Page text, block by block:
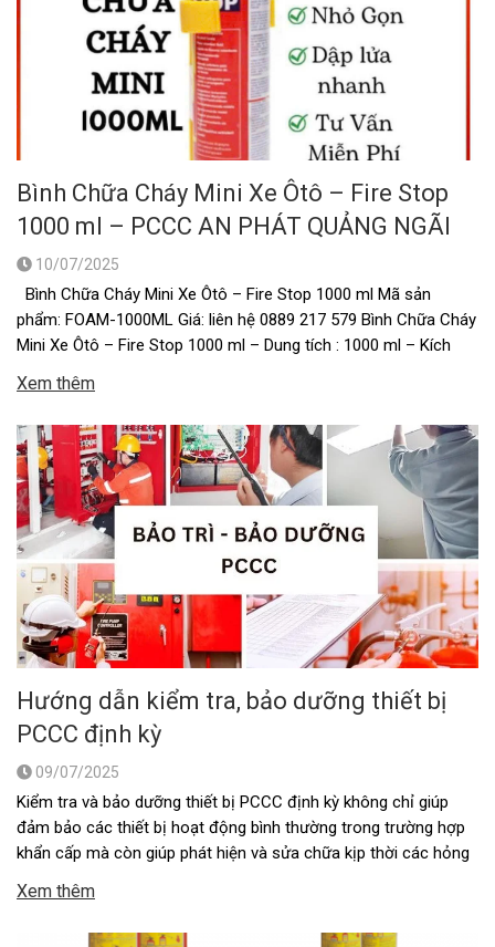
Bình Chữa Cháy Mini Xe Ôtô – Fire Stop
1000 ml – PCCC AN PHÁT QUẢNG NGÃI
10/07/2025
Bình Chữa Cháy Mini Xe Ôtô – Fire Stop 1000 ml Mã sản
phẩm: FOAM-1000ML Giá: liên hệ 0889 217 579 Bình Chữa Cháy
Mini Xe Ôtô – Fire Stop 1000 ml – Dung tích : 1000 ml – Kích
nhôm …
Xem thêm
Hướng dẫn kiểm tra, bảo dưỡng thiết bị
PCCC định kỳ
09/07/2025
Kiểm tra và bảo dưỡng thiết bị PCCC định kỳ không chỉ giúp
đảm bảo các thiết bị hoạt động bình thường trong trường hợp
khẩn cấp mà còn giúp phát hiện và sửa chữa kịp thời các hỏng
bài viết này, chúng …
Xem thêm